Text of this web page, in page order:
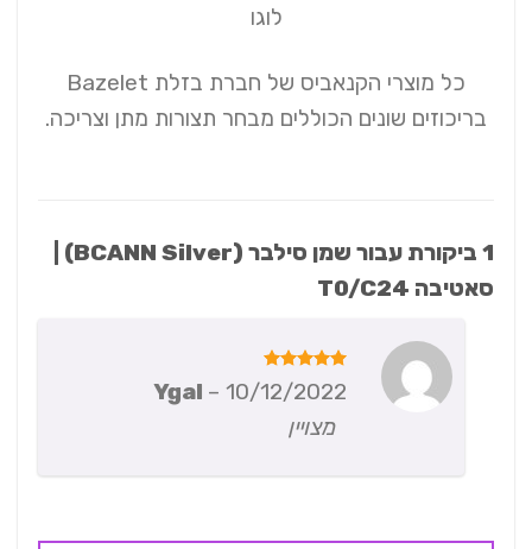
כל מוצרי הקנאביס של חברת בזלת Bazelet
בריכוזים שונים הכוללים מבחר תצורות מתן וצריכה.
שמן סילבר (BCANN Silver) |
סאטיבה T0/C24
דורג5
מתוך 5
Ygal– 10/12/2022
מצויין